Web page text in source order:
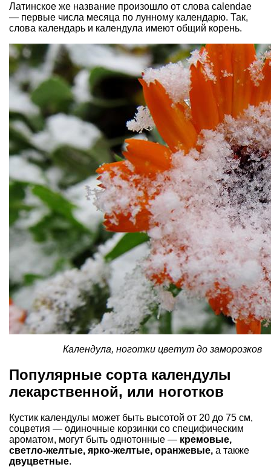
Латинское же название произошло от слова calendae
— первые числа месяца по лунному календарю. Так,
слова календарь и календула имеют общий корень.
Календула, ноготки цветут до заморозков
Популярные сорта календулы
лекарственной, или ноготков
Кустик календулы может быть высотой от 20 до 75 см,
соцветия — одиночные корзинки со специфическим
ароматом, могут быть однотонные — кремовые,
светло-желтые, ярко-желтые, оранжевые, а также
двуцветные.